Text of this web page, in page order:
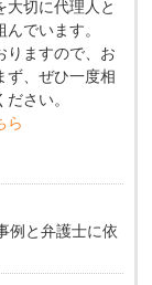
大切に代理人と
でいます。
りますので、お
ず、ぜひ一度相
さい。
ら
例と弁護士に依